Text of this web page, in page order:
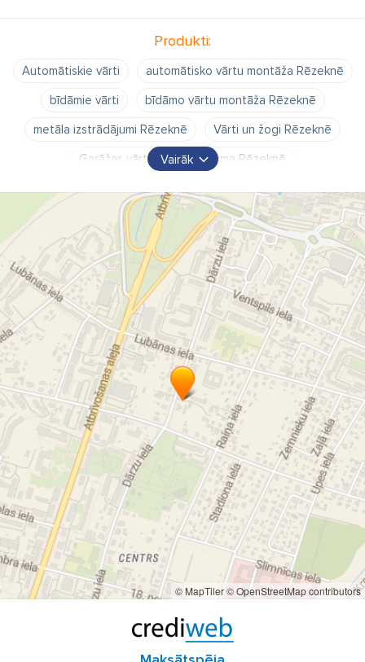
Produkti:
Automātiskie vārti
automātisko vārtu montāža Rēzeknē
bīdāmie vārti
bīdāmo vārtu montāža Rēzeknē
metāla izstrādājumi Rēzeknē
Vārti un žogi Rēzeknē
Garāžas vārti pēc pasūtījuma Rēzeknē
Tālvadības vārtu montāža
Žogu izgatavošana pēc pasūtījuma Rēzeknē
Vairāk
© MapTiler© OpenStreetMap contributors